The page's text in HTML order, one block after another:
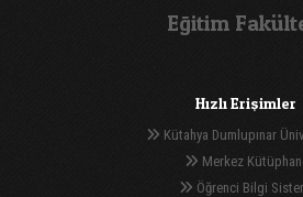
Eğitim
Hızlı Erişimler
Kütahya Dumlupınar
Merkez
Öğrenci Bilgi